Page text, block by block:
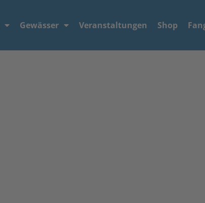
Gewässer Veranstaltungen Shop